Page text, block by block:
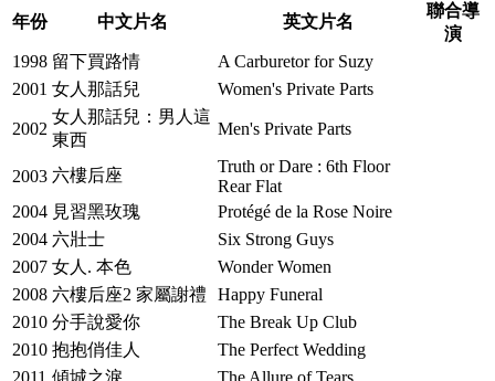
年份
中文片名 英文片名
聯合導
演
1998 留下買路情
A Carburetor for Suzy
2001 女人那話兒 Women's Private Parts
2002
女人那話兒：男人這
東西
Men's Private Parts
2003 六樓后座
Truth or Dare : 6th Floor
Rear Flat
2004 見習黑玫瑰
Protégé de la Rose Noire
2004 六壯士
Six Strong Guys
2007 女人. 本色
Wonder Women
2008 六樓后座2 家屬謝禮
Happy Funeral
2010 分手說愛你
The Break Up Club
2010 抱抱俏佳人
The Perfect Wedding
2011 傾城之淚 The Allure of Tears